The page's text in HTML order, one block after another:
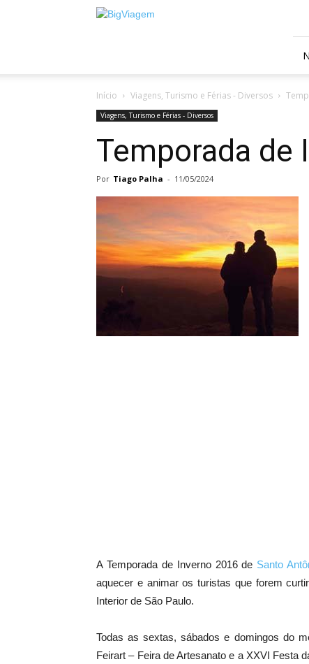
BigViagem
Início Viagens, Turismo e Férias - Diversos
Viagens, Turismo e Férias - Diversos
Temporada de
Por Tiago Palha - 11/05/2024
A Temporada de Inverno 2016 de Santo
aquecer e animar os turistas que forem
Interior de São Paulo.
Todas as sextas, sábados e domingos do
Feirart – Feira de Artesanato e a XXVI Festa